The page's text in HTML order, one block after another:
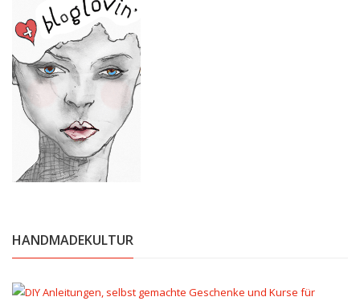
HANDMADEKULTUR